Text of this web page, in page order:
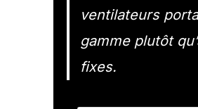
ventilateurs
gamme plutôt
fixes.